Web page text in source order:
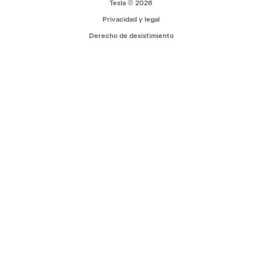
Tesla © 2026
Privacidad y legal
Derecho de desistimiento